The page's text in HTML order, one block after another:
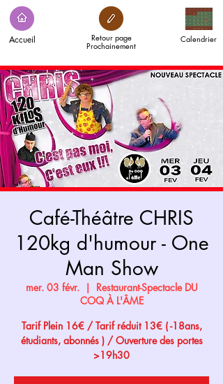
Accueil Calendrier
Retour page
Prochainement
Café-Théâtre CHRIS
120kg d'humour - One
Man Show
mer. 03 févr.
  |
Restaurant-Spectacle DU
COQ À L'ÂME
Tarif Plein 16€ / Tarif réduit 13€ ( -18ans,
étudiants, abonnés ) / Ouverture des portes
>19h30